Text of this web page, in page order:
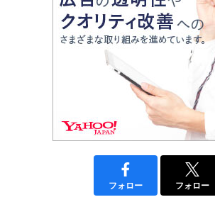
フォロー フォロー